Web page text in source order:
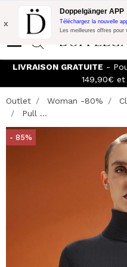
Promo Flash: 10% de réduction
avec le code:
x
Doppelgänger APP
Téléchargez la nouvelle
Les meilleures offres
LIVRAISON GRATUITE -
149,90€
Outlet Woman -80%
Pull ...
- 85%